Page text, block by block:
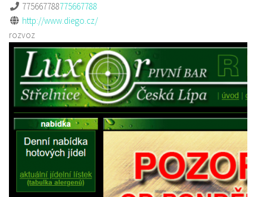
775667788775667788
http://www.diego.cz/
rozvoz